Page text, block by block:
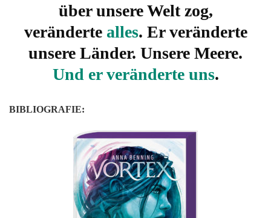
über unsere Welt zog,
verändertealles. Er veränderte
unsere Länder. Unsere Meere.
Und er veränderte uns.
BIBLIOGRAFIE: